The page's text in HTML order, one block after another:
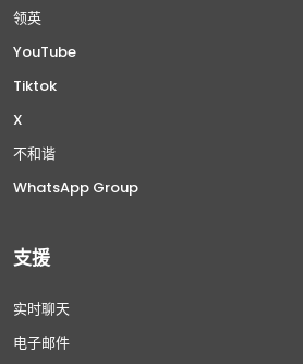
领英
YouTube
Tiktok
X
不和谐
WhatsApp Group
支援
实时聊天
电子邮件